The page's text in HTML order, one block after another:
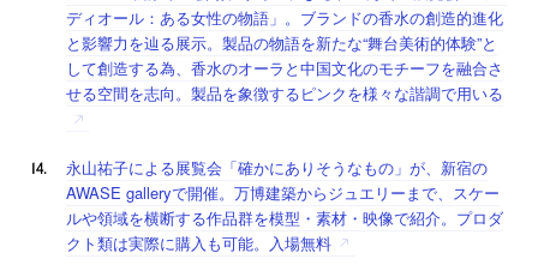
ディオール：ある女性の物語」。ブランドの香水の創造的進化
と影響力を辿る展示。製品の物語を新たな“舞台美術的体験”と
して創造する為、香水のオーラと中国文化のモチーフを融合さ
せる空間を志向。製品を象徴するピンクを様々な諧調で用いる
永山祐子による展覧会「確かにありそうなもの」が、新宿の
AWASE galleryで開催。万博建築からジュエリーまで、スケー
ルや領域を横断する作品群を模型・素材・映像で紹介。プロダ
クト類は実際に購入も可能。入場無料